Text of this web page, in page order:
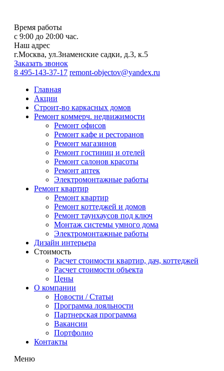
Время работы
с 9:00 до 20:00 час.
Наш адрес
г.Москва, ул.Знаменские садки, д.3, к.5
Заказать звонок
8 495-143-37-17 remont-objectov@yandex.ru
Главная
Акции
Строит-во каркасных домов
Ремонт коммерч. недвижимости
Ремонт офисов
Ремонт кафе и ресторанов
Ремонт магазинов
Ремонт гостиниц и отелей
Ремонт салонов красоты
Ремонт аптек
Электромонтажные работы
Ремонт квартир
Ремонт квартир
Ремонт коттеджей и домов
Ремонт таунхаусов под ключ
Монтаж системы умного дома
Электромонтажные работы
Дизайн интерьера
Стоимость
Расчет стоимости квартир, дач, коттеджей
Расчет стоимости объекта
Цены
О компании
Новости / Статьи
Программа лояльности
Партнерская программа
Вакансии
Портфолио
Контакты
Меню